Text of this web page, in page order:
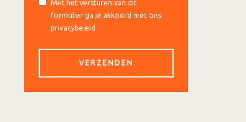
Met het versturen van dit
formulier ga je akkoord met ons
privacybeleid